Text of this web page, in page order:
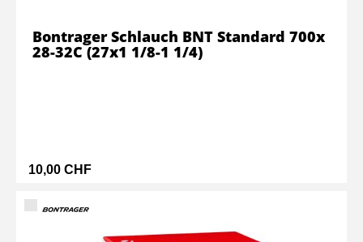
10,00 CHF
Bontrager Schlauch BNT Standard 700x
28-32C (27x1 1/8-1 1/4)